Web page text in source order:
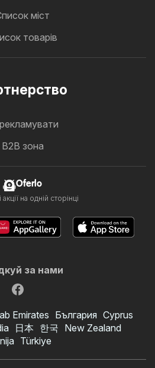
міст
товарів
B2B зона
Oferlo
на одній сторінці
за нами
Emirates България Cyprus
日本 한국 New Zealand
Türkiye